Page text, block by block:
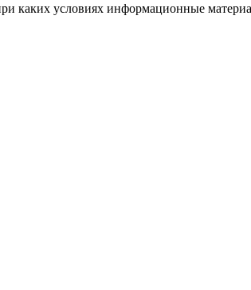
каких условиях информационные